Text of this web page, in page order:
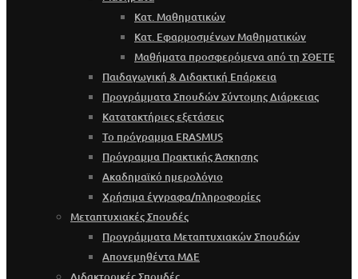
Κατ. Μαθηματικών
Κατ. Εφαρμοσμένων Μαθηματικών
Μαθήματα προσφερόμενα από τη ΣΘΕΤΕ
Παιδαγωγική & Διδακτική Επάρκεια
Προγράμματα Σπουδών Σύντομης Διάρκειας
Κατατακτήριες εξετάσεις
Το πρόγραμμα ERASMUS
Πρόγραμμα Πρακτικής Άσκησης
Ακαδημαϊκό ημερολόγιο
Χρήσιμα έγγραφα/πληροφορίες
Μεταπτυχιακές Σπουδές
Προγράμματα Μεταπτυχιακών Σπουδών
Απονεμηθέντα ΜΔΕ